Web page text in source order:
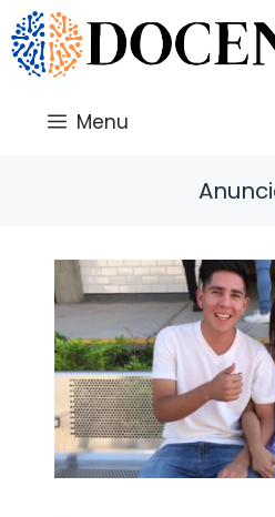
Saltar
al
contenido
Menu